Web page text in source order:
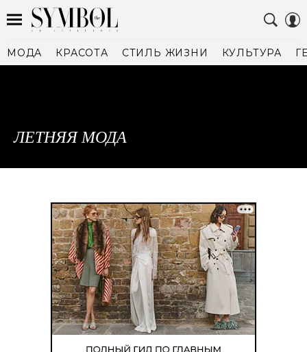
МОДА КРАСОТА СТИЛЬ ЖИЗНИ КУЛЬТУРА
ЛЕТНЯЯ МОДА